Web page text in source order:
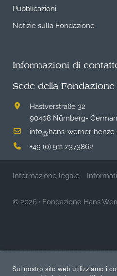
Pubblicazioni
Notizie sulla Fondazione
Informazioni di
Sede della Fondazione
Hastverstraße 32
90408 Nürnberg-
info@hans-werner-
+49 (0) 911 2373862
Informazione legale
© 2026 · Fondazione Hans
Sul nostro sito web utilizziamo i